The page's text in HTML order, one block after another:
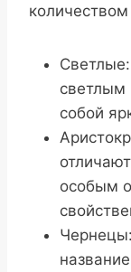
светлым
собой
особым